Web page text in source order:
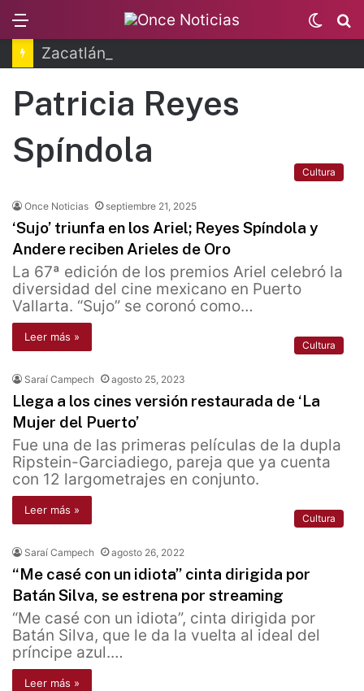
Switch
skin
Patricia Reyes
Spíndola
Cultura
Once Noticias septiembre 21, 2025
‘Sujo’ triunfa en los Ariel; Reyes Spíndola y
Andere reciben Arieles de Oro
La 67ª edición de los premios Ariel celebró la
diversidad del cine mexicano en Puerto
Vallarta. “Sujo” se coronó como…
Leer más »
Cultura
Saraí Campech agosto 25, 2023
Llega a los cines versión restaurada de ‘La
Mujer del Puerto’
Fue una de las primeras películas de la dupla
Ripstein-Garciadiego, pareja que ya cuenta
con 12 largometrajes en conjunto.
Leer más »
Cultura
Saraí Campech agosto 26, 2022
“Me casé con un idiota” cinta dirigida por
Batán Silva, se estrena por streaming
“Me casé con un idiota”, cinta dirigida por
Batán Silva, que le da la vuelta al ideal del
príncipe azul.…
Leer más »